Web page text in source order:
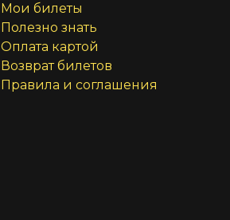
Мои билеты
Полезно знать
Оплата картой
Возврат билетов
Правила и соглашения